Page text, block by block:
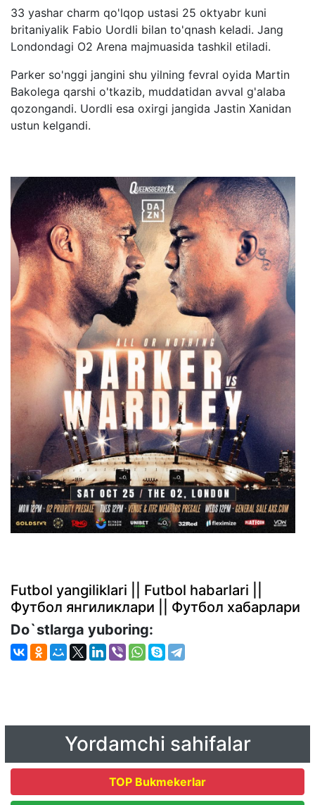
33 yashar charm qo'lqop ustasi 25 oktyabr kuni
britaniyalik Fabio Uordli bilan to'qnash keladi. Jang
Londondagi O2 Arena majmuasida tashkil etiladi.
Parker so'nggi jangini shu yilning fevral oyida Martin
Bakolega qarshi o'tkazib, muddatidan avval g'alaba
qozongandi. Uordli esa oxirgi jangida Jastin Xanidan
ustun kelgandi.
Futbol yangiliklari || Futbol habarlari ||
Футбол янгиликлари || Футбол хабарлари
Do`stlarga yuboring:
Yordamchi sahifalar
TOP Bukmekerlar